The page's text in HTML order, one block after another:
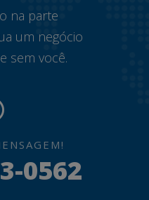
na parte
um negócio
sem você.
0562